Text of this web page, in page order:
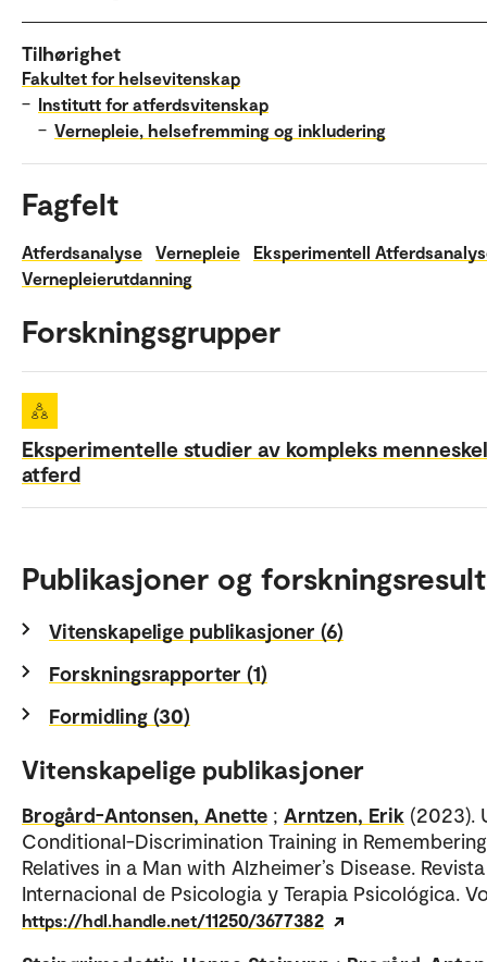
Tilhørighet
Fakultet for helsevitenskap
– Institutt for atferdsvitenskap
– Vernepleie, helsefremming og inkludering
Fagfelt
Atferdsanalyse Vernepleie
Eksperimentell
Vernepleierutdanning
Forskningsgrupper
Eksperimentelle studier av kompleks
atferd
Publikasjoner og
Vitenskapelige publikasjoner (6)
Forskningsrapporter (1)
Formidling (30)
Vitenskapelige publikasjoner
Brogård-Antonsen, Anette ; Arntzen, Erik (2023).
Conditional-Discrimination Training in Remembering
Relatives in a Man with Alzheimer’s Disease. Revista
Internacional de Psicologia y Terapia Psicológica.
https://hdl.handle.net/11250/3677382